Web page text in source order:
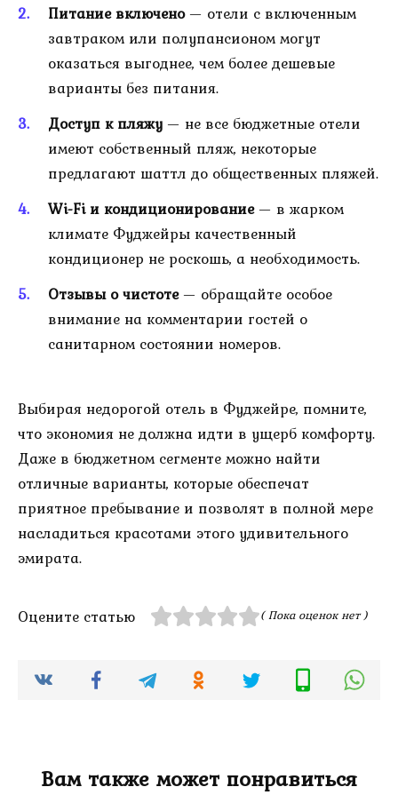
Питание включено— отели с включенным
завтраком или полупансионом могут
оказаться выгоднее, чем более дешевые
варианты без питания.
Доступ к пляжу — не все бюджетные отели
имеют собственный пляж, некоторые
предлагают шаттл до общественных пляжей.
Wi-Fi и кондиционирование— в жарком
климате Фуджейры качественный
кондиционер не роскошь, а необходимость.
Отзывы о чистоте— обращайте особое
внимание на комментарии гостей о
санитарном состоянии номеров.
Выбирая недорогой отель в Фуджейре, помните,
что экономия не должна идти в ущерб комфорту.
Даже в бюджетном сегменте можно найти
отличные варианты, которые обеспечат
приятное пребывание и позволят в полной мере
насладиться красотами этого удивительного
эмирата.
Оцените статью ( Пока оценок нет )
Вам также может понравиться